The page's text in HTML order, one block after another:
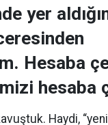
yer
Hesaba
hesaba
Haydi,